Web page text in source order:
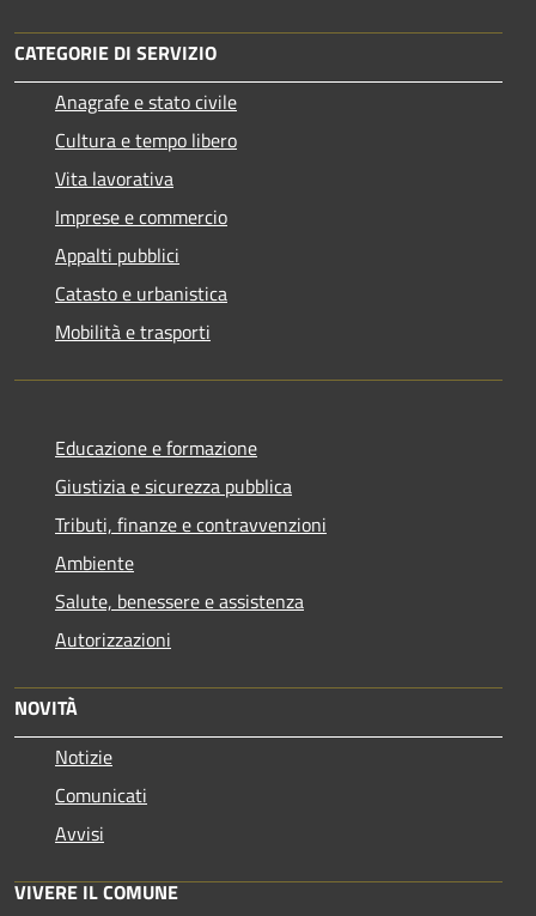
CATEGORIE DI SERVIZIO
Anagrafe e stato civile
Cultura e tempo libero
Vita lavorativa
Imprese e commercio
Appalti pubblici
Catasto e urbanistica
Mobilità e trasporti
Educazione e formazione
Giustizia e sicurezza pubblica
Tributi, finanze e contravvenzioni
Ambiente
Salute, benessere e assistenza
Autorizzazioni
NOVITÀ
Notizie
Comunicati
Avvisi
VIVERE IL COMUNE